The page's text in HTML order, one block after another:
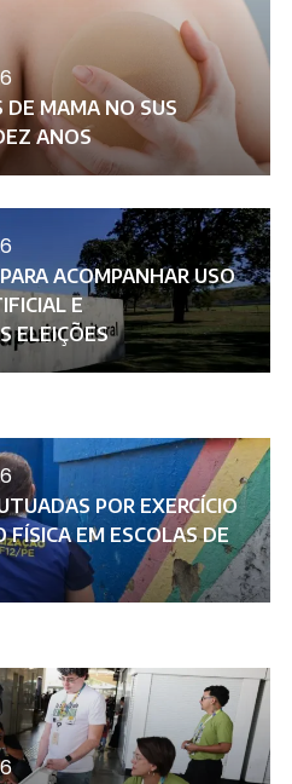
DE MAMA NO SUS
ANOS
ACOMPANHAR USO
E
ELEIÇÕES
POR EXERCÍCIO
FÍSICA EM ESCOLAS DE